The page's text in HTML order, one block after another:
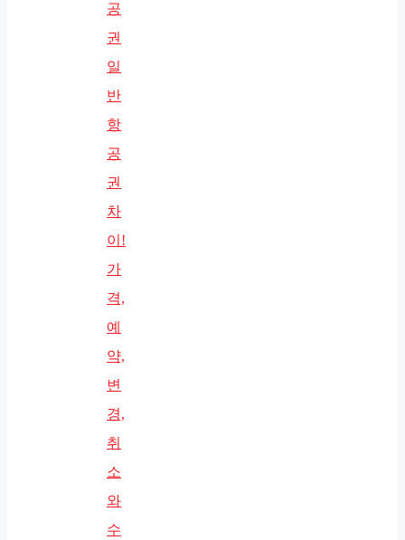
공
권
일
반
항
공
권
차
이!
가
격,
예
약,
변
경,
취
소
와
수